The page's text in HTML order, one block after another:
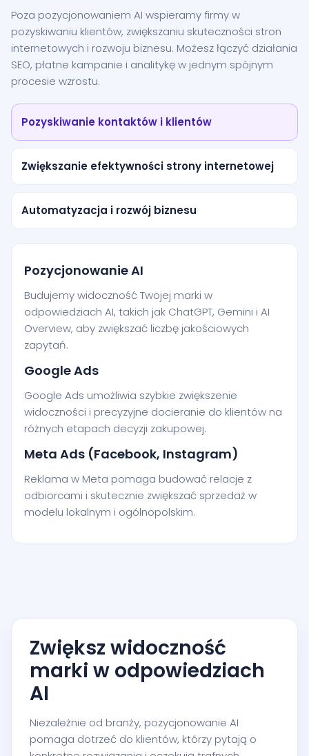
Poza pozycjonowaniem AI wspieramy firmy w
pozyskiwaniu klientów, zwiększaniu skuteczności stron
internetowych i rozwoju biznesu. Możesz łączyć działania
SEO, płatne kampanie i analitykę w jednym spójnym
procesie wzrostu.
Pozyskiwanie kontaktów i klientów
Zwiększanie efektywności strony internetowej
Automatyzacja i rozwój biznesu
Pozycjonowanie AI
Budujemy widoczność Twojej marki w
odpowiedziach AI, takich jak ChatGPT, Gemini i AI
Overview, aby zwiększać liczbę jakościowych
zapytań.
Google Ads
Google Ads umożliwia szybkie zwiększenie
widoczności i precyzyjne docieranie do klientów na
różnych etapach decyzji zakupowej.
Meta Ads (Facebook, Instagram)
Reklama w Meta pomaga budować relacje z
odbiorcami i skutecznie zwiększać sprzedaż w
modelu lokalnym i ogólnopolskim.
Zwiększ widoczność
marki w odpowiedziach
AI
Niezależnie od branży, pozycjonowanie AI
pomaga dotrzeć do klientów, którzy pytają o